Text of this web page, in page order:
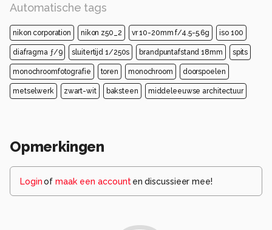
Automatische tags
nikon corporation nikon z50_2 vr 10-20mm f/4.5-5.6g iso 100
diafragma ƒ/9 sluitertijd 1/250s brandpuntafstand 18mm spits
monochroomfotografie toren monochroom doorspoelen
metselwerk zwart-wit baksteen middeleeuwse architectuur
Opmerkingen
Loginof maak een account en discussieer mee!